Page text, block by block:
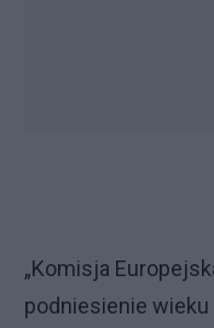
„Komisja
podniesienie